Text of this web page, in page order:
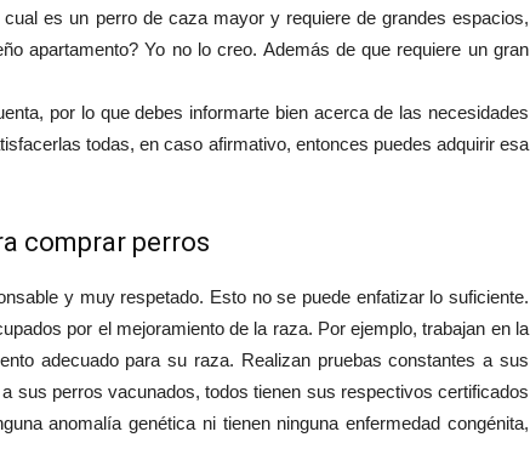
es un perro de caza mayor y requiere de grandes espacios,
apartamento? Yo no lo creo. Además de que requiere un gran
por lo que debes informarte bien acerca de las necesidades
todas, en caso afirmativo, entonces puedes adquirir esa
comprar perros
y muy respetado. Esto no se puede enfatizar lo suficiente.
por el mejoramiento de la raza. Por ejemplo, trabajan en la
adecuado para su raza. Realizan pruebas constantes a sus
sus perros vacunados, todos tienen sus respectivos certificados
anomalía genética ni tienen ninguna enfermedad congénita,